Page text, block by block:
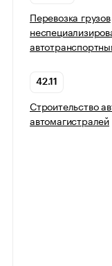
Перевозка грузов
42.11
Строительство
автомагистралей